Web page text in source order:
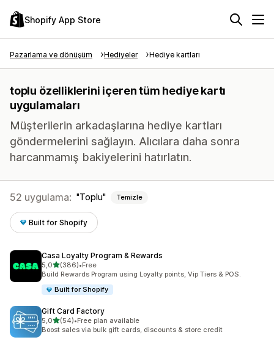
Shopify App Store
Pazarlama ve dönüşüm Hediyeler Hediye kartları
toplu özelliklerini içeren tüm hediye kartı
uygulamaları
Müşterilerin arkadaşlarına hediye kartları
göndermelerini sağlayın. Alıcılara daha sonra
harcanmamış bakiyelerini hatırlatın.
52 uygulama: Toplu Temizle
Built for Shopify
Casa Loyalty Program & Rewards
5,05 yıldız üzerinden
(386)
toplam 386 değerlendirme
•Free
Build Rewards Program using Loyalty points, Vip Tiers & POS.
Built for Shopify
Gift Card Factory
5,05 yıldız üzerinden
(54)
toplam 54 değerlendirme
•Free plan available
Boost sales via bulk gift cards, discounts & store credit